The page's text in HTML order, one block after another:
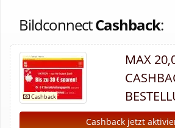
BildconnectCashback:
MAX
Cashback jetzt